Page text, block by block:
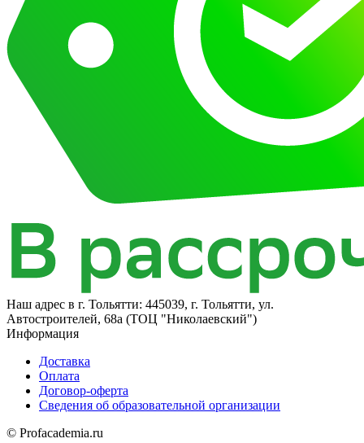
Наш адрес в г. Тольятти: 445039, г. Тольятти, ул.
Автостроителей, 68а (ТОЦ "Николаевский")
Информация
Доставка
Оплата
Договор-оферта
Сведения об образовательной организации
© Profacademia.ru